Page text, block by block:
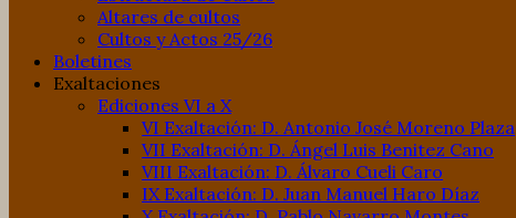
Altares de cultos
Cultos y Actos 25/26
Boletines
Exaltaciones
Ediciones VI a X
VI Exaltación: D. Antonio José Moreno Plaza
VII Exaltación: D. Ángel Luis Benitez Cano
VIII Exaltación: D. Álvaro Cueli Caro
IX Exaltación: D. Juan Manuel Haro Díaz